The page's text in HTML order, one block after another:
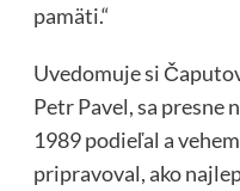
pamäti.“
Uvedomuje si
Petr Pavel, sa presne
1989 podieľal a
pripravoval, ako